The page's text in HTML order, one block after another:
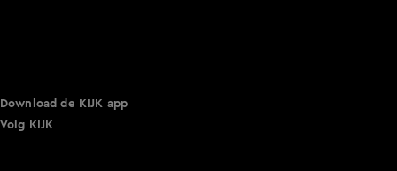
Download de KIJK app
Volg KIJK